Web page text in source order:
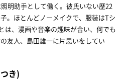
明助手として働く。彼氏いない歴22
。ほとんどノーメイクで、服装はTシ
は、漫画や音楽の趣味が合い、何でも
友人、島田雄一に片思いをしてい
き)